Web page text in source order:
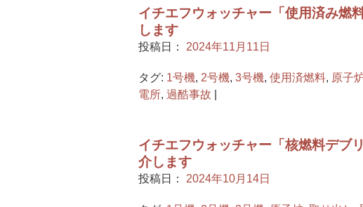
イチエフウォッチャー「使用済み燃
します
投稿日： 2024年11月11日
タグ: 1号機, 2号機, 3号機, 使用済燃料, 原子
電所, 過酷事故
イチエフウォッチャー「核燃料デブ
介します
投稿日： 2024年10月14日